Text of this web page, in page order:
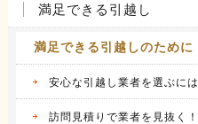
満足できる引越し
満足できる引越しのために
安心な引越し業者を選ぶには
訪問見積りで業者を見抜く！